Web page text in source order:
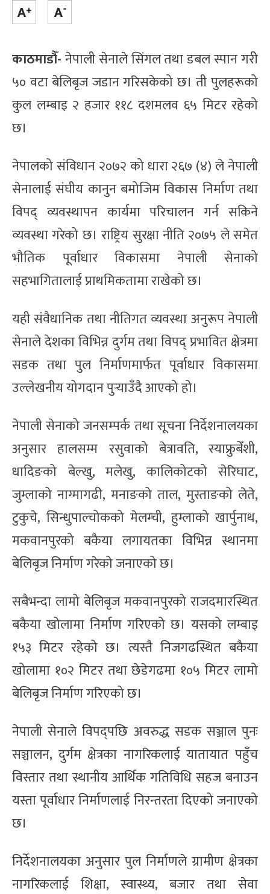
काठमाडौँ-नेपाली सेनाले सिंगल तथा डबल स्पान गरी
५० वटा बेलिबृज जडान गरिसकेको छ। ती पुलहरूको
कुल लम्बाइ २ हजार ११८ दशमलव ६५ मिटर रहेको
छ।
नेपालको संविधान २०७२ को धारा २६७ (४) ले नेपाली
सेनालाई संघीय कानुन बमोजिम विकास निर्माण तथा
विपद् व्यवस्थापन कार्यमा परिचालन गर्न सकिने
व्यवस्था गरेको छ। राष्ट्रिय सुरक्षा नीति २०७५ ले समेत
भौतिक पूर्वाधार विकासमा नेपाली सेनाको
सहभागितालाई प्राथमिकतामा राखेको छ।
यही संवैधानिक तथा नीतिगत व्यवस्था अनुरूप नेपाली
सेनाले देशका विभिन्न दुर्गम तथा विपद् प्रभावित क्षेत्रमा
सडक तथा पुल निर्माणमार्फत पूर्वाधार विकासमा
उल्लेखनीय योगदान पुर्‍याउँदै आएको हो।
नेपाली सेनाको जनसम्पर्क तथा सूचना निर्देशनालयका
अनुसार हालसम्म रसुवाको बेत्रावति, स्याफ्रुबेँशी,
धादिङको बेल्खु, मलेखु, कालिकोटको सेरिघाट,
जुम्लाको नाग्मागढी, मनाङको ताल, मुस्ताङको लेते,
टुकुचे, सिन्धुपाल्चोकको मेलम्ची, हुम्लाको खार्पुनाथ,
मकवानपुरको बकैया लगायतका विभिन्न स्थानमा
बेलिबृज निर्माण गरेको जनाएको छ।
सबैभन्दा लामो बेलिबृज मकवानपुरको राजदमारस्थित
बकैया खोलामा निर्माण गरिएको छ। यसको लम्बाइ
१५३ मिटर रहेको छ। त्यस्तै निजगढस्थित बकैया
खोलामा १०२ मिटर तथा छेडेगढमा १०५ मिटर लामो
बेलिबृज निर्माण गरिएको छ।
नेपाली सेनाले विपद्पछि अवरुद्ध सडक सञ्जाल पुनः
सञ्चालन, दुर्गम क्षेत्रका नागरिकलाई यातायात पहुँच
विस्तार तथा स्थानीय आर्थिक गतिविधि सहज बनाउन
यस्ता पूर्वाधार निर्माणलाई निरन्तरता दिएको जनाएको
छ।
निर्देशनालयका अनुसार पुल निर्माणले ग्रामीण क्षेत्रका
नागरिकलाई शिक्षा, स्वास्थ्य, बजार तथा सेवा